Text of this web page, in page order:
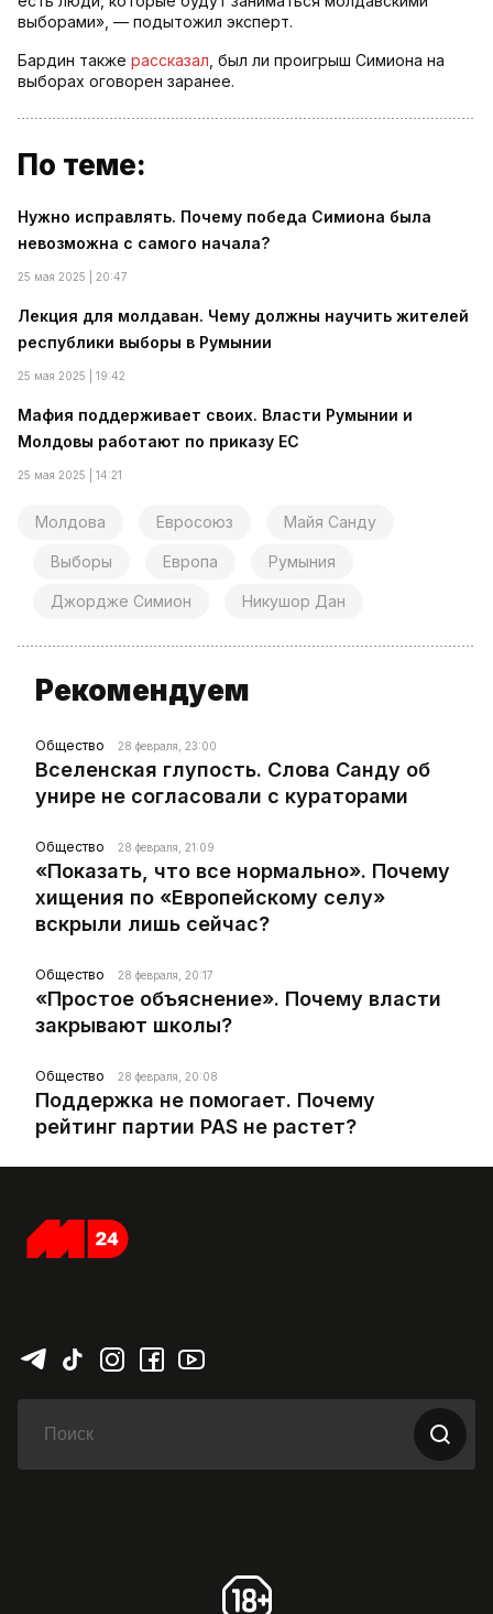
выборами», — подытожил эксперт.
Бардин также рассказал , был ли проигрыш Симиона на
выборах оговорен заранее.
По теме:
Нужно исправлять. Почему победа Симиона была
невозможна с самого начала?
25 мая 2025 | 20:47
Лекция для молдаван. Чему должны научить жителей
республики выборы в Румынии
25 мая 2025 | 19:42
Мафия поддерживает своих. Власти Румынии и
Молдовы работают по приказу ЕС
25 мая 2025 | 14:21
Молдова Евросоюз Майя Санду
Выборы Европа Румыния
Джордже Симион Никушор Дан
Рекомендуем
Общество 28 февраля, 23:00
Вселенская глупость. Слова Санду об
унире не согласовали с кураторами
Общество 28 февраля, 21:09
«Показать, что все нормально». Почему
хищения по «Европейскому селу»
вскрыли лишь сейчас?
Общество 28 февраля, 20:17
«Простое объяснение». Почему власти
закрывают школы?
Общество 28 февраля, 20:08
Поддержка не помогает. Почему
рейтинг партии PAS не растет?